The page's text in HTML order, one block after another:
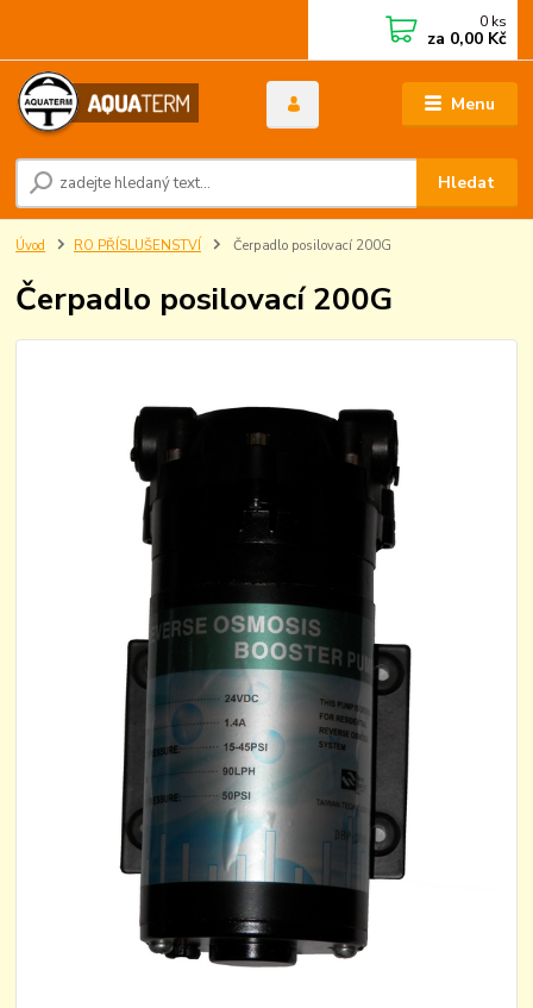
Menu
Hledat
0 ks
za 0,00 Kč
Úvod RO PŘÍSLUŠENSTVÍ Čerpadlo posilovací 200G
Čerpadlo posilovací 200G